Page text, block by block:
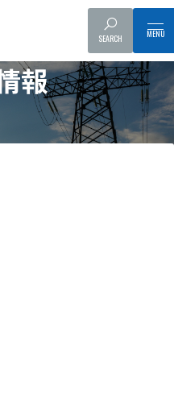
SEARCH
報